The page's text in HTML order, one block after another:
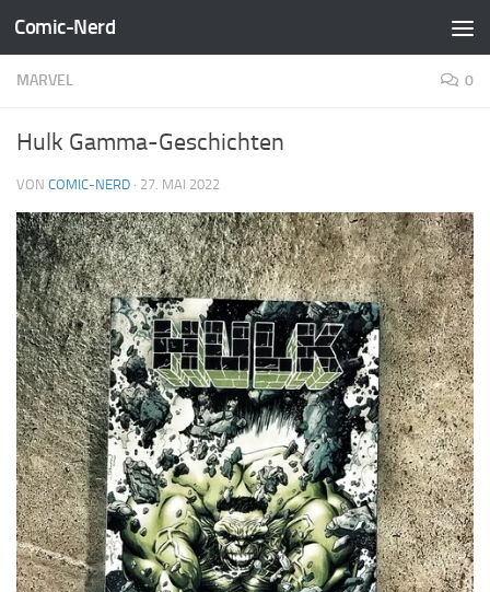
Zum Inhalt springen
Comic-Nerd
MARVEL 0
Hulk Gamma-Geschichten
VON COMIC-NERD · 27. MAI 2022